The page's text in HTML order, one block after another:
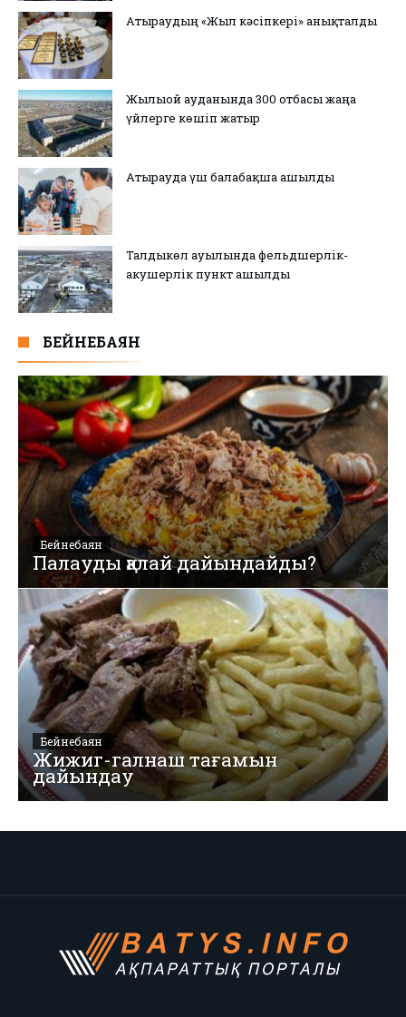
Атыраудың «Жыл кәсіпкері» анықталды
Жылыой ауданында 300 отбасы жаңа
үйлерге көшіп жатыр
Атырауда үш балабақша ашылды
Талдыкөл ауылында фельдшерлік-
акушерлік пункт ашылды
БЕЙНЕБАЯН
Бейнебаян
Палауды қалай дайындайды?
Бейнебаян
Жижиг-галнаш тағамын
дайындау